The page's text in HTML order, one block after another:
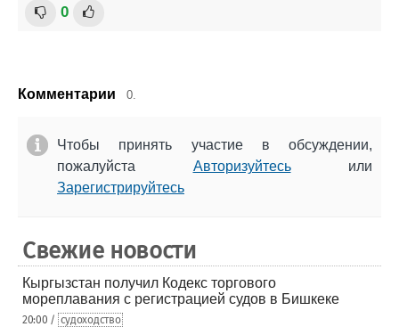
0
Комментарии 0.
Чтобы принять участие в обсуждении,
пожалуйста Авторизуйтесьили
Зарегистрируйтесь
Свежие новости
Кыргызстан получил Кодекс торгового
мореплавания с регистрацией судов в Бишкеке
20:00 / судоходство